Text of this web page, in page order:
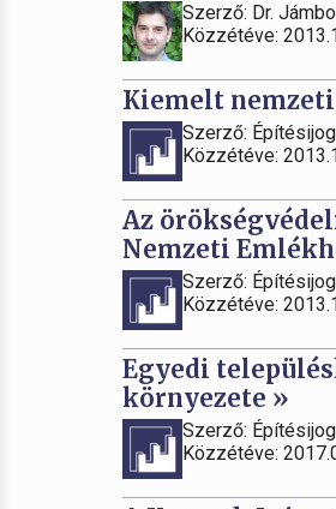
Szerző: Dr.
Közzétéve:
Kiemelt
Szerző:
Közzétéve:
Az
Nemzeti
Szerző:
Közzétéve:
Egyedi
környezete »
Szerző:
Közzétéve: